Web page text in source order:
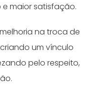
maior satisfação.
na troca de
um vínculo
pelo respeito,